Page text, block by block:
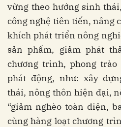
vững theo hướng sinh
công nghệ tiên tiến, nâng
khích phát triển nông
sản phẩm, giảm phát
chương trình, phong
phát động, như: xây
thái, nông thôn hiện đại,
“giảm nghèo toàn diện,
cùng hàng loạt chương